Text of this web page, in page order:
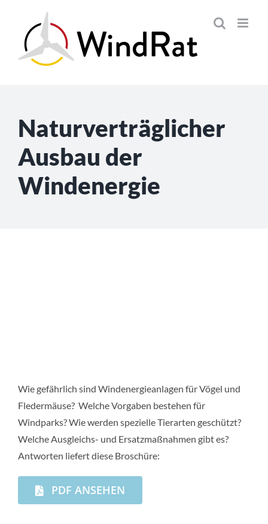
content
Naturverträglicher
Ausbau der
Windenergie
Wie gefährlich sind Windenergieanlagen für Vögel und
Fledermäuse? Welche Vorgaben bestehen für
Windparks? Wie werden spezielle Tierarten geschützt?
Welche Ausgleichs- und Ersatzmaßnahmen gibt es?
Antworten liefert diese Broschüre:
PDF ANSEHEN